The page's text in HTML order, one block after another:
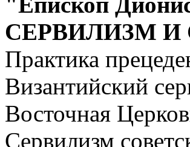
СЕРВИЛИЗМ И
Практика
Византийский
Восточная
Сервилизм